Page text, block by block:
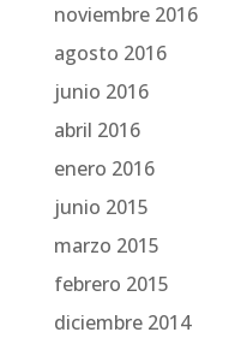
noviembre 2016
agosto 2016
junio 2016
abril 2016
enero 2016
junio 2015
marzo 2015
febrero 2015
diciembre 2014